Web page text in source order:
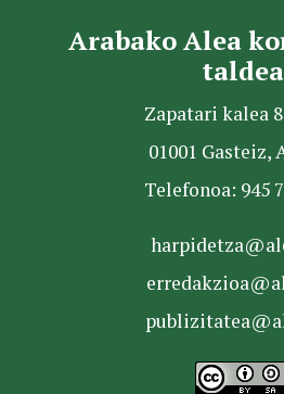
Arabako Alea
taldea
Zapatari kalea
01001 Gasteiz,
Telefonoa: 945